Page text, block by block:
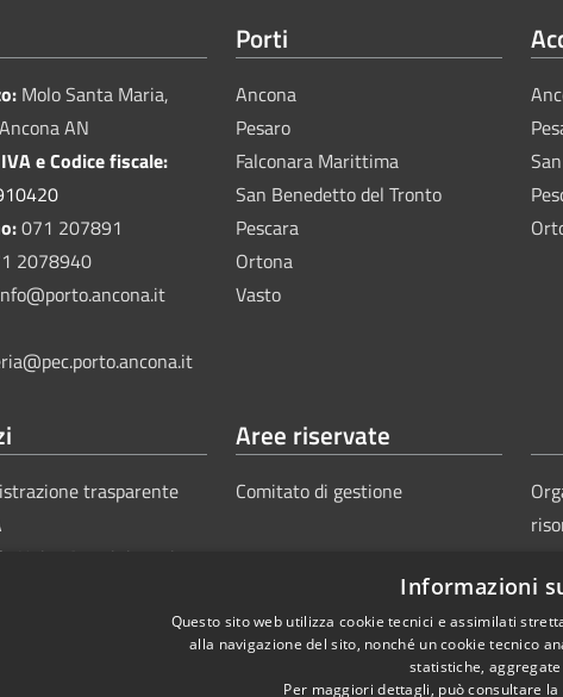
Molo Santa Maria,
AN
e Codice fiscale:
071 207891
2078940
Porti
Ancona
Pesaro
Falconara Marittima
San Benedetto del Tronto
Pescara
Ortona
Vasto
trasparente
Unico Amministrativo
Aree riservate
Comitato di gestione
Informazioni
Questo sito web utilizza cookie tecnici e assimilati
alla navigazione del sito, nonché un cookie tecnico
statistiche,
Per maggiori dettagli, può consultare